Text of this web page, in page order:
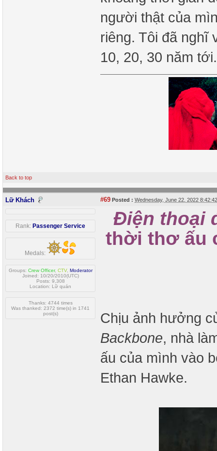
người thật của
riêng. Tôi đã nghĩ
10, 20, 30 năm
Back to top
Lữ Khách #69 Posted : Wednesday, June 22, 2022
Rank: Passenger Service
Medals:
Groups: Crew Officer, CTV, Moderator
Joined: 10/20/2010(UTC)
Posts: 9,308
Location: Lữ quán
Thanks: 4744 times
Was thanked: 2372 time(s) in 1741
post(s)
Điện thoại
thời thơ ấu
Chịu ảnh hưởng
Backbone, nhà
ấu của mình vào
Ethan Hawke.